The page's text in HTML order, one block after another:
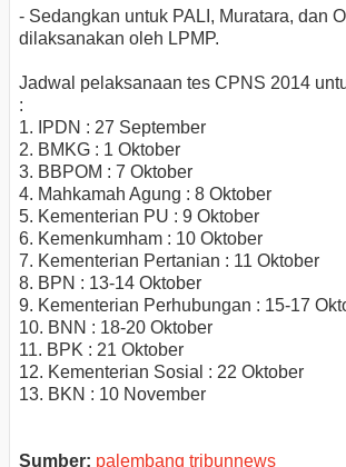
- Sedangkan untuk PALI, Muratara, dan
dilaksanakan oleh LPMP.
Jadwal pelaksanaan tes CPNS 2014
:
1. IPDN : 27 September
2. BMKG : 1 Oktober
3. BBPOM : 7 Oktober
4. Mahkamah Agung : 8 Oktober
5. Kementerian PU : 9 Oktober
6. Kemenkumham : 10 Oktober
7. Kementerian Pertanian : 11 Oktober
8. BPN : 13-14 Oktober
9. Kementerian Perhubungan : 15-17
10. BNN : 18-20 Oktober
11. BPK : 21 Oktober
12. Kementerian Sosial : 22 Oktober
13. BKN : 10 November
Sumber: palembang tribunnews